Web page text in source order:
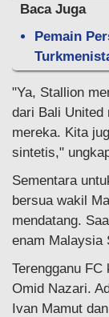
Baca Juga
Pemain
"Ya, Stallion
dari Bali United
mereka. Kita
sintetis,"
Sementara
bersua wakil
mendatang.
enam Malaysia
Terengganu
Omid Nazari.
Ivan Mamut